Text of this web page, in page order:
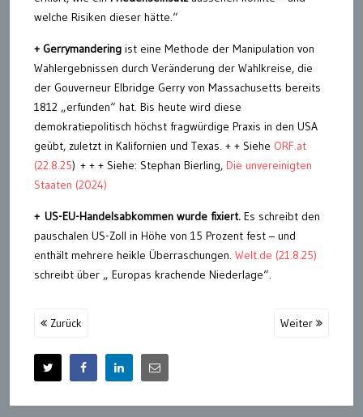
welche Risiken dieser hätte.“
+ Gerrymandering ist eine Methode der Manipulation von
Wahlergebnissen durch Veränderung der Wahlkreise, die
der Gouverneur Elbridge Gerry von Massachusetts bereits
1812 „erfunden“ hat. Bis heute wird diese
demokratiepolitisch höchst fragwürdige Praxis in den USA
geübt, zuletzt in Kalifornien und Texas. + + Siehe ORF.at
(22.8.25) + + + Siehe: Stephan Bierling, Die unvereinigten
Staaten (2024)
+ US-EU-Handelsabkommen wurde fixiert. Es schreibt den
pauschalen US-Zoll in Höhe von 15 Prozent fest – und
enthält mehrere heikle Überraschungen. Welt.de (21.8.25)
schreibt über „ Europas krachende Niederlage“.
Zurück Weiter